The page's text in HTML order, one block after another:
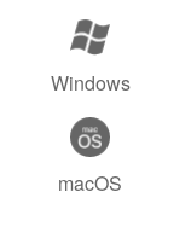
Windows
macOS